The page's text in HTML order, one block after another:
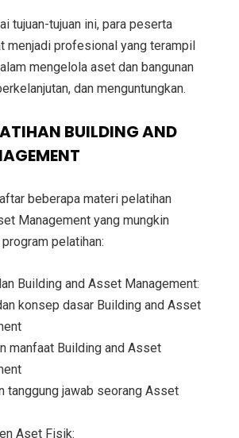
tujuan-tujuan ini, para peserta
menjadi profesional yang terampil
mengelola aset dan bangunan
dan menguntungkan.
BUILDING AND
beberapa materi pelatihan
Management yang mungkin
pelatihan:
Building and Asset Management:
konsep dasar Building and Asset
manfaat Building and Asset
tanggung jawab seorang Asset
Aset Fisik: